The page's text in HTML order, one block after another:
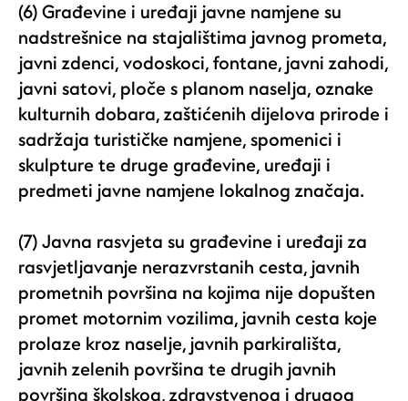
(6) Građevine i uređaji javne namjene su
nadstrešnice na stajalištima javnog prometa,
javni zdenci, vodoskoci, fontane, javni zahodi,
javni satovi, ploče s planom naselja, oznake
kulturnih dobara, zaštićenih dijelova prirode i
sadržaja turističke namjene, spomenici i
skulpture te druge građevine, uređaji i
predmeti javne namjene lokalnog značaja.
(7) Javna rasvjeta su građevine i uređaji za
rasvjetljavanje nerazvrstanih cesta, javnih
prometnih površina na kojima nije dopušten
promet motornim vozilima, javnih cesta koje
prolaze kroz naselje, javnih parkirališta,
javnih zelenih površina te drugih javnih
površina školskog, zdravstvenog i drugog